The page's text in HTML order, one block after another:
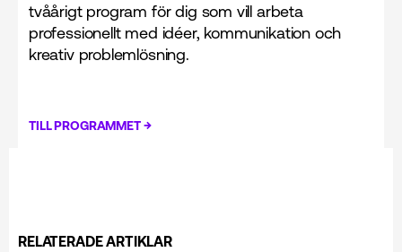
tvåårigt program för dig som vill arbeta
professionellt med idéer, kommunikation och
kreativ problemlösning.
TILL PROGRAMMET→
RELATERADE ARTIKLAR